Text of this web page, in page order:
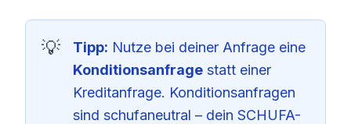
Tipp: Nutze bei deiner Anfrage eine
Konditionsanfrage statt einer
Kreditanfrage. Konditionsanfragen
sind schufaneutral – dein SCHUFA-